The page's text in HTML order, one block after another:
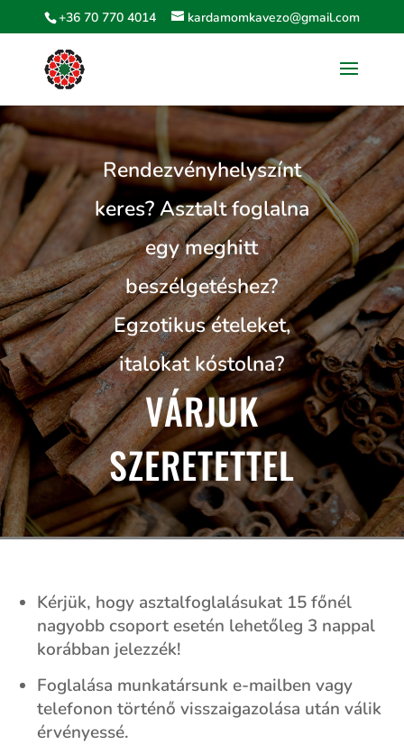
+36 70 770 4014 kardamomkavezo@gmail.com
Rendezvényhelyszínt
keres? Asztalt foglalna
egy meghitt
beszélgetéshez?
Egzotikus ételeket,
italokat kóstolna?
VÁRJUK
SZERETETTEL
Kérjük, hogy asztalfoglalásukat 15 főnél
nagyobb csoport esetén lehetőleg 3 nappal
korábban jelezzék!
Foglalása munkatársunk e-mailben vagy
telefonon történő visszaigazolása után válik
érvényessé.